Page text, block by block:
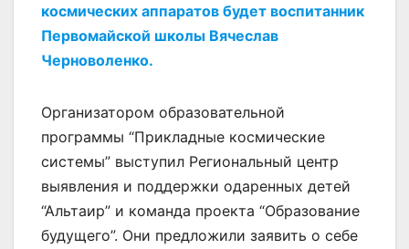
космических аппаратов будет воспитанник
Первомайской школы Вячеслав
Черноволенко.
Организатором образовательной
программы “Прикладные космические
системы” выступил Региональный центр
выявления и поддержки одаренных детей
“Альтаир” и команда проекта “Образование
будущего”. Они предложили заявить о себе